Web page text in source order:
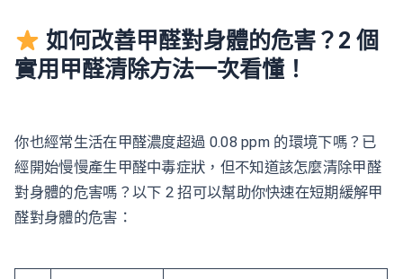
如何改善甲醛對身體的危害？2 個
實用甲醛清除方法一次看懂！
你也經常生活在甲醛濃度超過 0.08 ppm 的環境下嗎？已
經開始慢慢產生甲醛中毒症狀，但不知道該怎麼清除甲醛
對身體的危害嗎？以下 2 招可以幫助你快速在短期緩解甲
醛對身體的危害：